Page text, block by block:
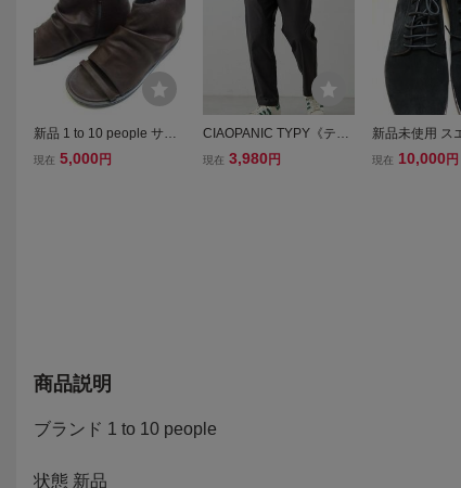
新品 1 to 10 people サイ
ドジップサンダル
現在 5,000 円
CIAOPANIC TYPY《テー
パード》マルチファンク
現在 3,980 円
新品未使用 ス
ーズブラック
現在 10,000 円
商品説明